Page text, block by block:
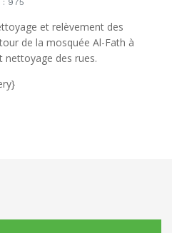
: 975
et relèvement des
de la mosquée Al-Fath à
nettoyage des rues.